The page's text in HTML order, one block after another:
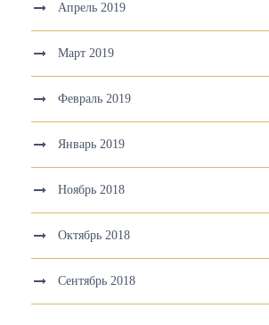
Апрель 2019
Март 2019
Февраль 2019
Январь 2019
Ноябрь 2018
Октябрь 2018
Сентябрь 2018